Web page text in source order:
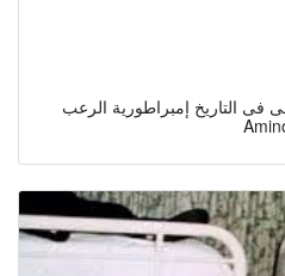
جماعى فى التاريخ إمبراطورية الرعب